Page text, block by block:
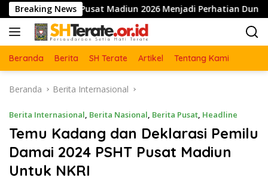
Langsung
ke
konten
Breaking News
2026 Menjadi Perhatian Dunia
Beranda Berita SH Terate Artikel Tentang Kami
Beranda Berita Internasional
Berita Internasional, Berita Nasional, Berita Pusat, Headline
Temu Kadang dan Deklarasi Pemilu
Damai 2024 PSHT Pusat Madiun
Untuk NKRI